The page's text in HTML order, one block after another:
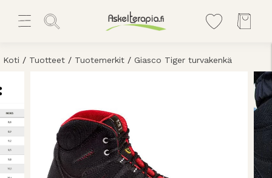
Koti / Tuotteet / Tuotemerkit / Giasco Tiger turvakenkä